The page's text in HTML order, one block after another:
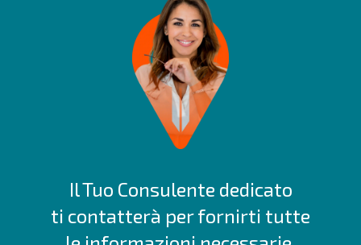
Il Tuo Consulente dedicato
ti contatterà per fornirti tutte